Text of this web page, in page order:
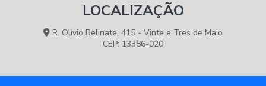
LOCALIZAÇÃO
R. Olívio Belinate, 415 - Vinte e Tres de Maio
CEP: 13386-020